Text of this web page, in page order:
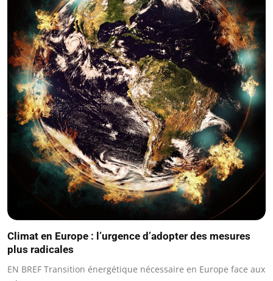
Climat en Europe : l’urgence d’adopter des mesures
plus radicales
EN BREF Transition énergétique nécessaire en Europe face aux